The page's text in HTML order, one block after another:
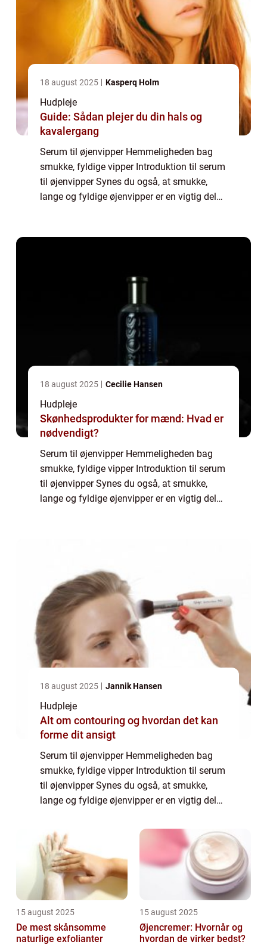
18 august 2025 Kasperq Holm
Hudpleje
Guide: Sådan plejer du din hals og
kavalergang
Serum til øjenvipper Hemmeligheden bag
smukke, fyldige vipper Introduktion til serum
til øjenvipper Synes du også, at smukke,
lange og fyldige øjenvipper er en vigtig del
18 august 2025 Cecilie Hansen
Hudpleje
Skønhedsprodukter for mænd: Hvad er
nødvendigt?
Serum til øjenvipper Hemmeligheden bag
smukke, fyldige vipper Introduktion til serum
til øjenvipper Synes du også, at smukke,
lange og fyldige øjenvipper er en vigtig del
18 august 2025 Jannik Hansen
Hudpleje
Alt om contouring og hvordan det kan
forme dit ansigt
Serum til øjenvipper Hemmeligheden bag
smukke, fyldige vipper Introduktion til serum
til øjenvipper Synes du også, at smukke,
lange og fyldige øjenvipper er en vigtig del
Øjenvipper er afgørende for at fre...
15 august 2025
De mest skånsomme
naturlige exfolianter
15 august 2025
Øjencremer: Hvornår og
hvordan de virker bedst?